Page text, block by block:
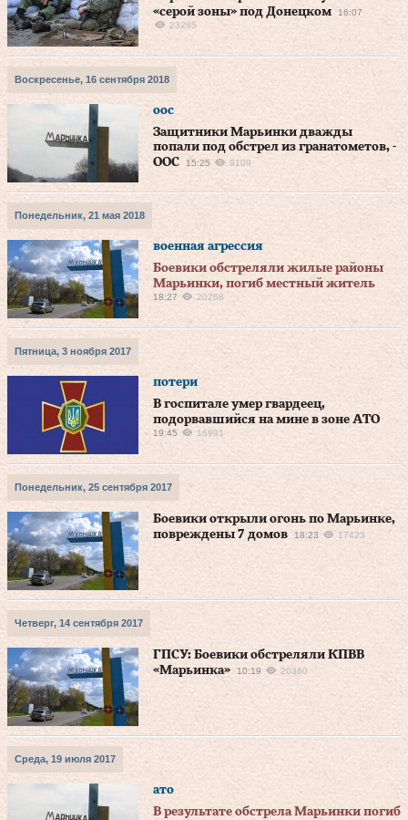
«серой зоны» под Донецком
16:07
23285
Воскресенье, 16 сентября 2018
оос
Защитники Марьинки дважды
попали под обстрел из гранатометов, -
ООС
15:25 9109
Понедельник, 21 мая 2018
военная агрессия
Боевики обстреляли жилые районы
Марьинки, погиб местный житель
18:27 20268
Пятница, 3 ноября 2017
потери
В госпитале умер гвардеец,
подорвавшийся на мине в зоне АТО
19:45 16991
Понедельник, 25 сентября 2017
Боевики открыли огонь по Марьинке,
повреждены 7 домов
18:23 17423
Четверг, 14 сентября 2017
ГПСУ: Боевики обстреляли КПВВ
«Марьинка»
10:19 20360
Среда, 19 июля 2017
ато
В результате обстрела Марьинки погиб